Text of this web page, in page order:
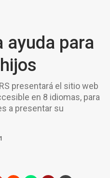
ayuda para
presentará el sitio web
en 8 idiomas, para
a presentar su